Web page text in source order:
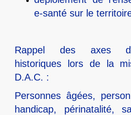
e-santé sur le
Rappel des axes
historiques lors de la
D.A.C. : ​
Personnes âgées,
handicap, périnatalité,